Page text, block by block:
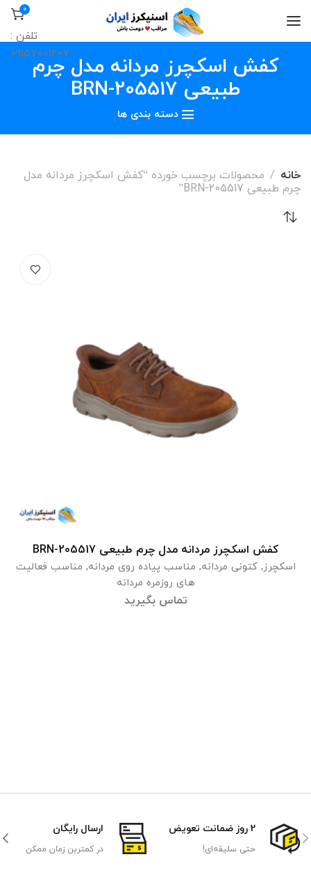
0
تلفن :
09157001207
کفش اسکچرز مردانه مدل چرم
طبیعی 205517-BRN
دسته بندی ها
خانه
محصولات برچسب خورده “کفش اسکچرز مردانه مدل
چرم طبیعی 205517-BRN”
اطلاعات بیشتر
کفش اسکچرز مردانه مدل چرم طبیعی 205517-BRN
اسکچرز,کتونی مردانه, مناسب پیاده روی مردانه, مناسب فعالیت
های روزمره مردانه
تماس بگیرید
2 روز ضمانت تعویض
حتی سلیقه‌ای!
ارسال رایگان
در کمترین زمان ممکن